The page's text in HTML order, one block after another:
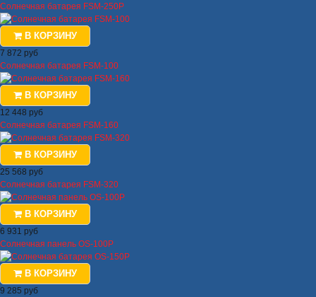
Солнечная батарея FSM-250P
В КОРЗИНУ
7 872 руб
Солнечная батарея FSM-100
В КОРЗИНУ
12 448 руб
Солнечная батарея FSM-160
В КОРЗИНУ
25 568 руб
Солнечная батарея FSM-320
В КОРЗИНУ
6 931 руб
Солнечная панель OS-100P
В КОРЗИНУ
9 285 руб